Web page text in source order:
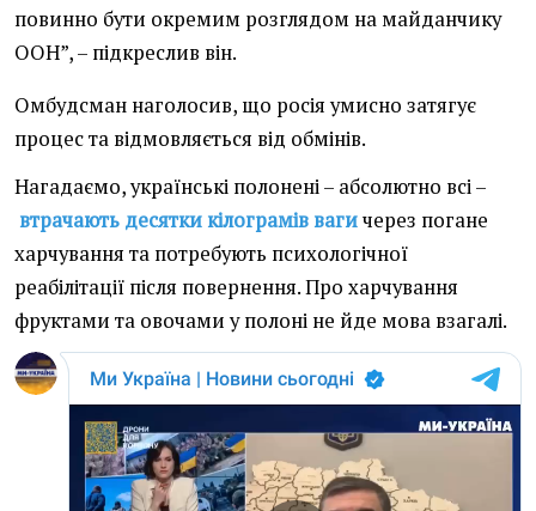
повинно бути окремим розглядом на майданчику
ООН”, – підкреслив він.
Омбудсман наголосив, що росія умисно затягує
процес та відмовляється від обмінів.
Нагадаємо, українські полонені – абсолютно всі –
втрачають десятки кілограмів вагичерез погане
харчування та потребують психологічної
реабілітації після повернення. Про харчування
фруктами та овочами у полоні не йде мова взагалі.